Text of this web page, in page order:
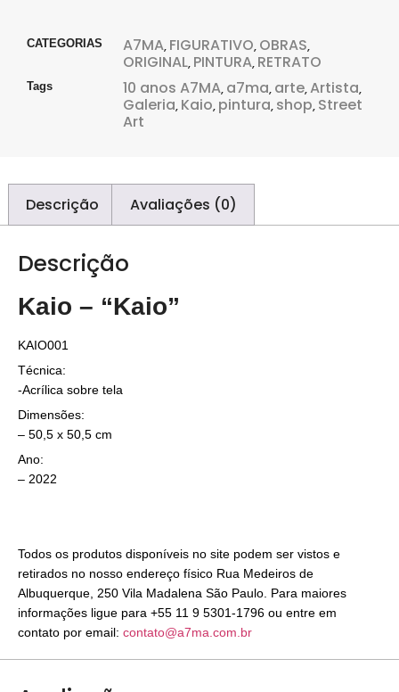
CATEGORIAS A7MA, FIGURATIVO, OBRAS,
ORIGINAL, PINTURA, RETRATO
Tags 10 anos A7MA, a7ma, arte,Artista,
Galeria, Kaio, pintura, shop, Street
Art
Descrição Avaliações (0)
Descrição
Kaio – “Kaio”
KAIO001
Técnica:
-Acrílica sobre tela
Dimensões:
– 50,5 x 50,5 cm
Ano:
– 2022
Todos os produtos disponíveis no site podem ser vistos e
retirados no nosso endereço físico Rua Medeiros de
Albuquerque, 250 Vila Madalena São Paulo. Para maiores
informações ligue para +55 11 9 5301-1796 ou entre em
contato por email: contato@a7ma.com.br